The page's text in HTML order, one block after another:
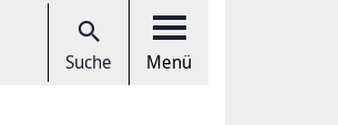
Suche Menü